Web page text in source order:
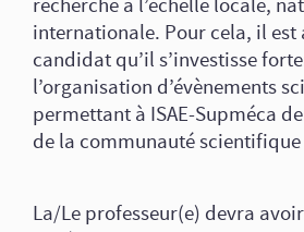
recherche à l’échelle locale,
internationale. Pour cela, il est
candidat qu’il s’investisse
l’organisation d’évènements
permettant à ISAE-Supméca
de la communauté
La/Le professeur(e) devra